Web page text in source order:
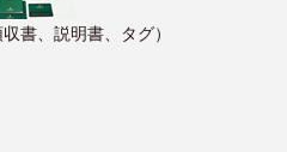
書、説明書、タグ）